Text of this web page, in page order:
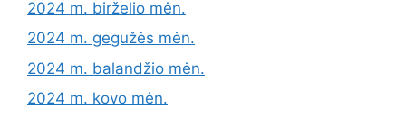
2024 m. birželio mėn.
2024 m. gegužės mėn.
2024 m. balandžio mėn.
2024 m. kovo mėn.